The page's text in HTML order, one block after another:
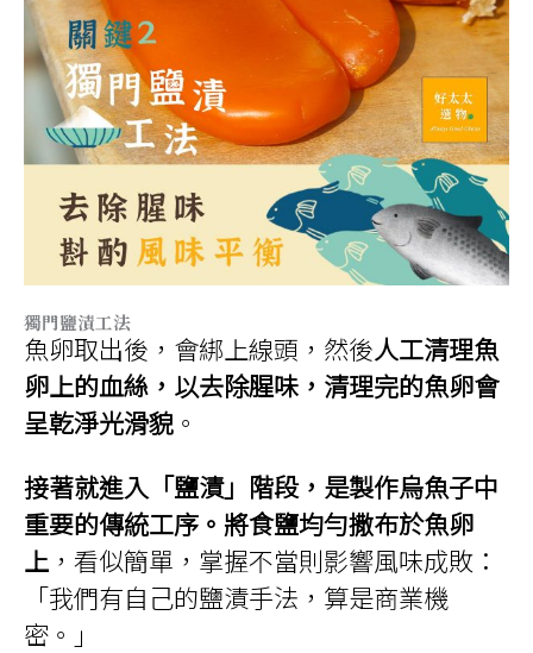
獨門鹽漬工法
魚卵取出後，會綁上線頭，然後人工清理魚
卵上的血絲，以去除腥味，清理完的魚卵會
呈乾淨光滑貌 。
接著就進入「鹽漬」階段，是製作烏魚子中
重要的傳統工序。將食鹽均勻撒布於魚卵
上 ，看似簡單，掌握不當則影響風味成敗：
「我們有自己的鹽漬手法，算是商業機
密。」